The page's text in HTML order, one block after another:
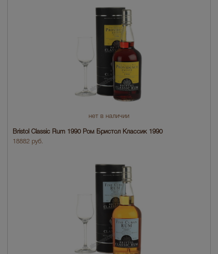
нет в наличии
Bristol Classic Rum 1990 Ром Бристол Классик 1990
18882 руб.